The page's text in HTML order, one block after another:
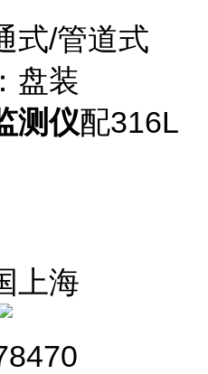
式/管道式
盘装
测仪配316L
上海